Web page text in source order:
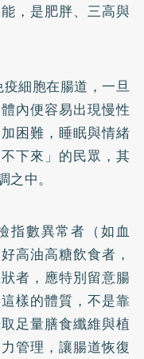
，是肥胖、三高與
細胞在腸道，一旦
內便容易出現慢性
困難，睡眠與情緒
下來」的民眾，其
中。
指數異常者（如血
高油高糖飲食者，
者，應特別留意腸
樣的體質，不是靠
足量膳食纖維與植
管理，讓腸道恢復